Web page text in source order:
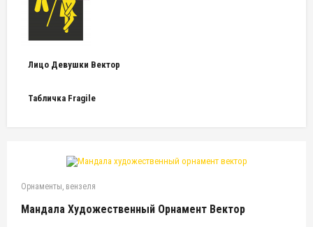
Лицо Девушки Вектор
Табличка Fragile
Орнаменты, вензеля
Мандала Художественный Орнамент Вектор